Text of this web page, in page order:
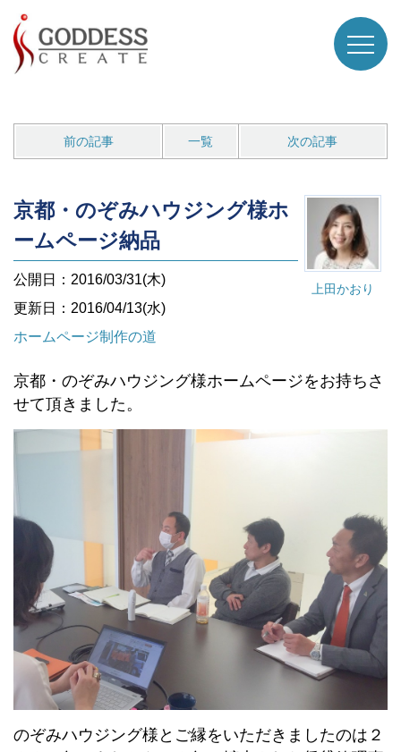
前の記事 一覧 次の記事
上田かおり
京都・のぞみハウジング様ホ
ームページ納品
公開日：2016/03/31(木)
更新日：2016/04/13(水)
ホームページ制作の道
京都・のぞみハウジング様ホームページをお持ちさ
せて頂きました。
のぞみハウジング様とご縁をいただきましたのは２